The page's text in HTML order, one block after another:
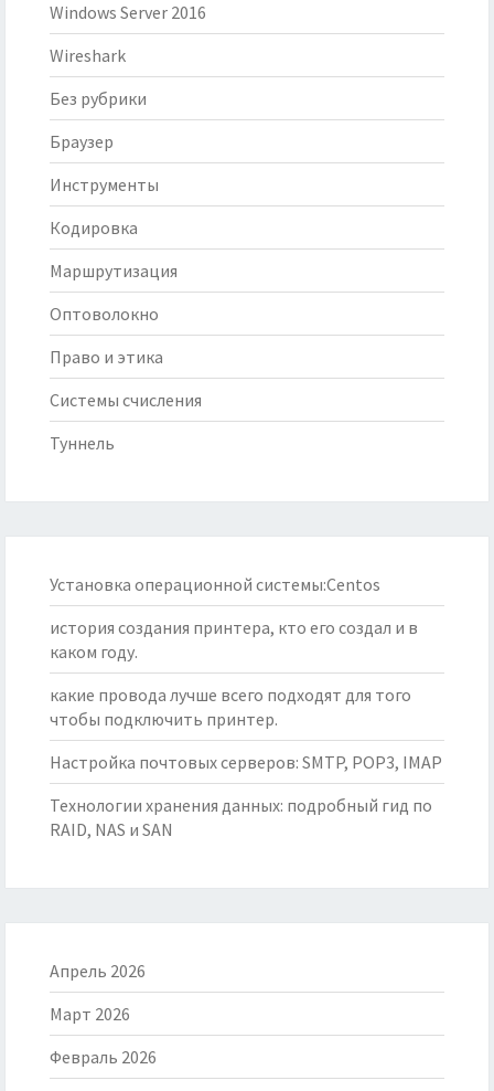
Windows Server 2016
Wireshark
Без рубрики
Браузер
Инструменты
Кодировка
Маршрутизация
Оптоволокно
Право и этика
Системы счисления
Туннель
Установка операционной системы:Centos
история создания принтера, кто его создал и в
каком году.
какие провода лучше всего подходят для того
чтобы подключить принтер.
Настройка почтовых серверов: SMTP, POP3, IMAP
Технологии хранения данных: подробный гид по
RAID, NAS и SAN
Апрель 2026
Март 2026
Февраль 2026